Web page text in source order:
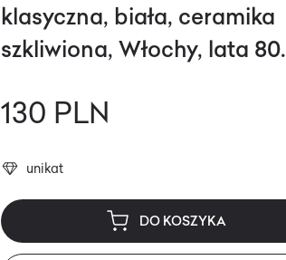
klasyczna, biała, ceramika
szkliwiona, Włochy, lata 80.
130 PLN
unikat
DO KOSZYKA